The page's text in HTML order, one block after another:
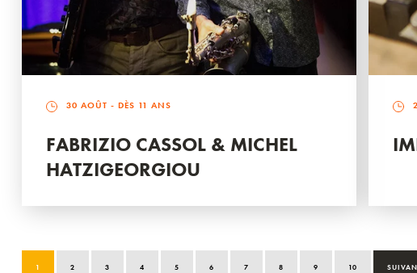
30 AOÛT - DÈS 11 ANS
FABRIZIO CASSOL & MICHEL
HATZIGEORGIOU
1 2 3 4 5 6 7 8 9 10